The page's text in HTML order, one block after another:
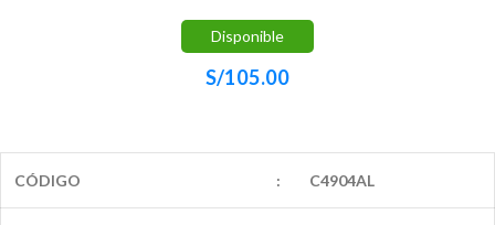
Disponible
S/105.00
CÓDIGO : C4904AL